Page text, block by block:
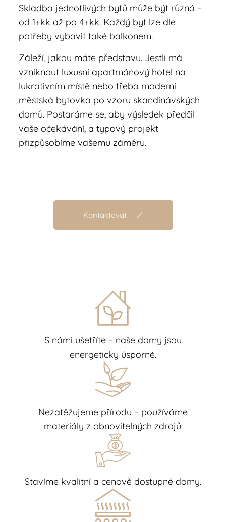
Skladba jednotlivých bytů může být různá –
od 1+kk až po 4+kk. Každý byt lze dle
potřeby vybavit také balkonem.
Záleží, jakou máte představu. Jestli má
vzniknout luxusní apartmánový hotel na
lukrativním místě nebo třeba moderní
městská bytovka po vzoru skandinávských
domů. Postaráme se, aby výsledek předčil
vaše očekávání, a typový projekt
přizpůsobíme vašemu záměru.
Kontaktovat
S námi ušetříte – naše domy jsou
energeticky úsporné.
Nezatěžujeme přírodu – používáme
materiály z obnovitelných zdrojů.
Stavíme kvalitní a cenově dostupné domy.